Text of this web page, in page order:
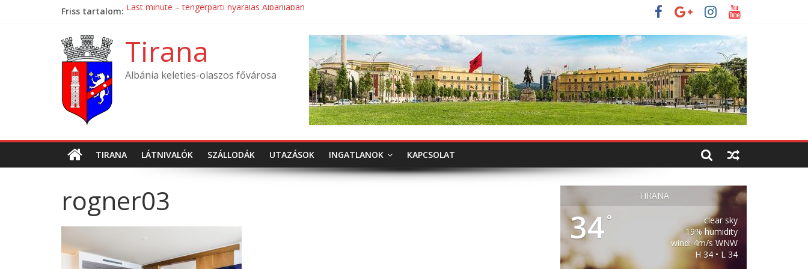
Friss tartalom: Last minute – tengerparti nyaralás Albániában
La Bohème Hotel ****
Tirana International Hotel ****
Tirana
Albánia keleties-olaszos fővárosa
TIRANA LÁTNIVALÓK SZÁLLODÁK UTAZÁSOK INGATLANOK KAPCSOLAT
rogner03 TIRANA
34°
clear sky
19% humidity
wind: 4m/s WNW
H 34 • L 34